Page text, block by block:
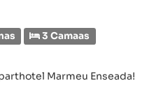
3 Camaas
Marmeu Enseada!